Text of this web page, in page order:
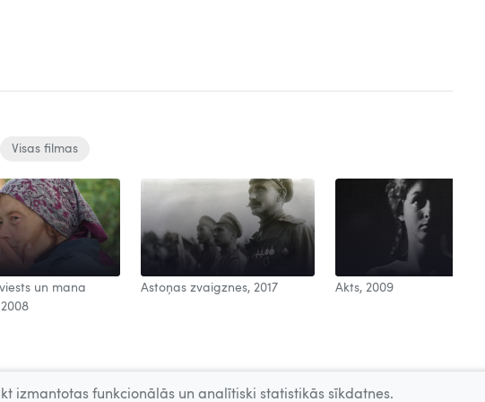
Visas filmas
un mana
Astoņas zvaigznes, 2017 Akts, 2009
izmantotas funkcionālās un analītiski statistikās sīkdatnes.